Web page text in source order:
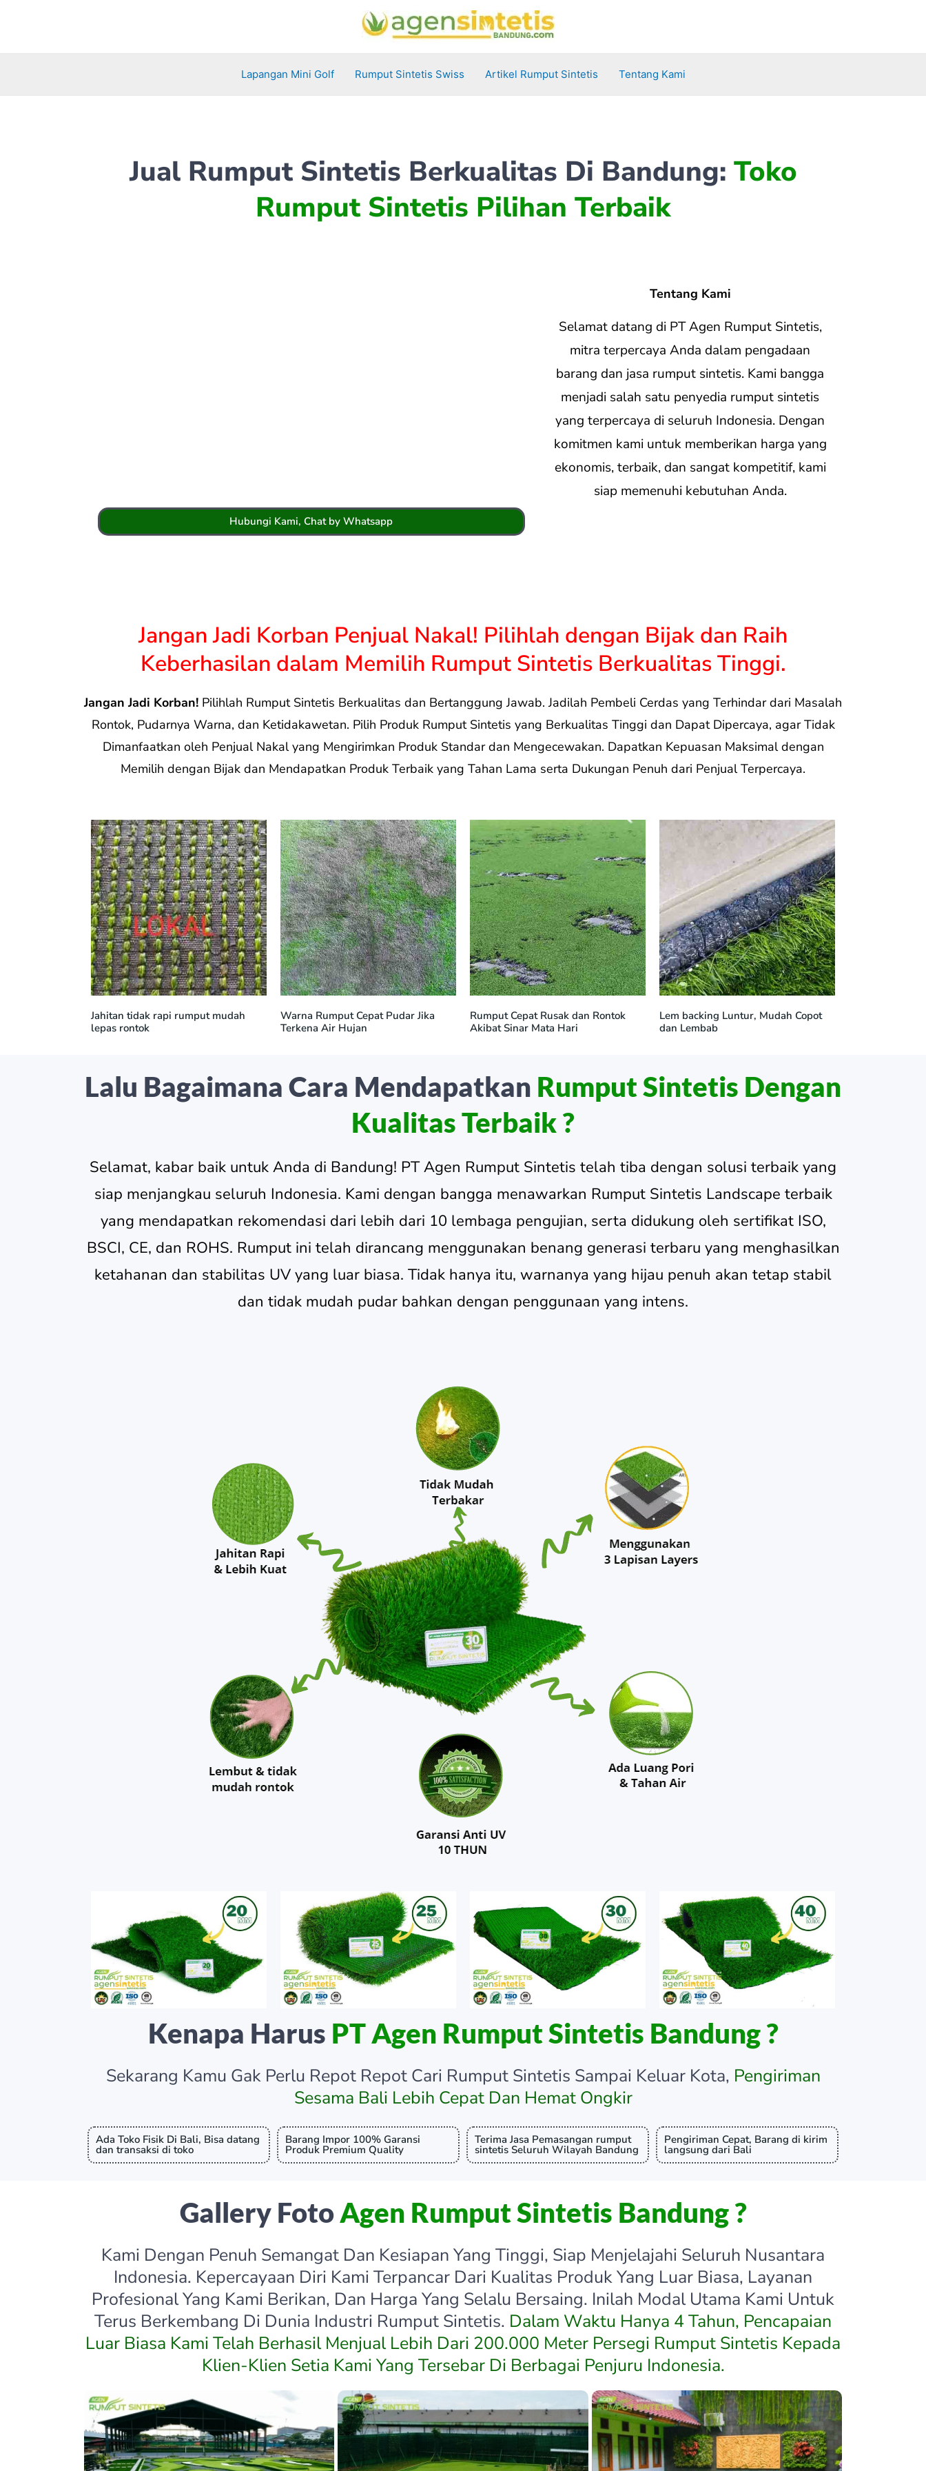
Lapangan Mini Golf Rumput Sintetis Swiss Artikel Rumput Sintetis Tentang Kami
Jual Rumput Sintetis Berkualitas Di Bandung: Toko
Rumput Sintetis Pilihan Terbaik
Hubungi Kami, Chat by Whatsapp
Tentang Kami
Selamat datang di PT Agen Rumput Sintetis,
mitra terpercaya Anda dalam pengadaan
barang dan jasa rumput sintetis. Kami bangga
menjadi salah satu penyedia rumput sintetis
yang terpercaya di seluruh Indonesia. Dengan
komitmen kami untuk memberikan harga yang
ekonomis, terbaik, dan sangat kompetitif, kami
siap memenuhi kebutuhan Anda.
Jangan Jadi Korban Penjual Nakal! Pilihlah dengan Bijak dan Raih
Keberhasilan dalam Memilih Rumput Sintetis Berkualitas Tinggi.
Jangan Jadi Korban! Pilihlah Rumput Sintetis Berkualitas dan Bertanggung Jawab. Jadilah Pembeli Cerdas yang Terhindar dari Masalah
Rontok, Pudarnya Warna, dan Ketidakawetan. Pilih Produk Rumput Sintetis yang Berkualitas Tinggi dan Dapat Dipercaya, agar Tidak
Dimanfaatkan oleh Penjual Nakal yang Mengirimkan Produk Standar dan Mengecewakan. Dapatkan Kepuasan Maksimal dengan
Memilih dengan Bijak dan Mendapatkan Produk Terbaik yang Tahan Lama serta Dukungan Penuh dari Penjual Terpercaya.
Jahitan tidak rapi rumput mudah
lepas rontok
Warna Rumput Cepat Pudar Jika
Terkena Air Hujan
Rumput Cepat Rusak dan Rontok
Akibat Sinar Mata Hari
Lem backing Luntur, Mudah Copot
dan Lembab
Lalu Bagaimana Cara Mendapatkan Rumput Sintetis Dengan
Kualitas Terbaik ?
Selamat, kabar baik untuk Anda di Bandung! PT Agen Rumput Sintetis telah tiba dengan solusi terbaik yang
siap menjangkau seluruh Indonesia. Kami dengan bangga menawarkan Rumput Sintetis Landscape terbaik
yang mendapatkan rekomendasi dari lebih dari 10 lembaga pengujian, serta didukung oleh sertifikat ISO,
BSCI, CE, dan ROHS. Rumput ini telah dirancang menggunakan benang generasi terbaru yang menghasilkan
ketahanan dan stabilitas UV yang luar biasa. Tidak hanya itu, warnanya yang hijau penuh akan tetap stabil
dan tidak mudah pudar bahkan dengan penggunaan yang intens.
Kenapa Harus PT Agen Rumput Sintetis Bandung ?
Sekarang Kamu Gak Perlu Repot Repot Cari Rumput Sintetis Sampai Keluar Kota, Pengiriman
Sesama Bali Lebih Cepat Dan Hemat Ongkir
Ada Toko Fisik Di Bali, Bisa datang
dan transaksi di toko
Barang Impor 100% Garansi
Produk Premium Quality
Terima Jasa Pemasangan rumput
sintetis Seluruh Wilayah Bandung
Pengiriman Cepat, Barang di kirim
langsung dari Bali
Gallery FotoAgen Rumput Sintetis Bandung ?
Kami Dengan Penuh Semangat Dan Kesiapan Yang Tinggi, Siap Menjelajahi Seluruh Nusantara
Indonesia. Kepercayaan Diri Kami Terpancar Dari Kualitas Produk Yang Luar Biasa, Layanan
Profesional Yang Kami Berikan, Dan Harga Yang Selalu Bersaing. Inilah Modal Utama Kami Untuk
Terus Berkembang Di Dunia Industri Rumput Sintetis. Dalam Waktu Hanya 4 Tahun, Pencapaian
Luar Biasa Kami Telah Berhasil Menjual Lebih Dari 200.000 Meter Persegi Rumput Sintetis Kepada
Klien-Klien Setia Kami Yang Tersebar Di Berbagai Penjuru Indonesia.